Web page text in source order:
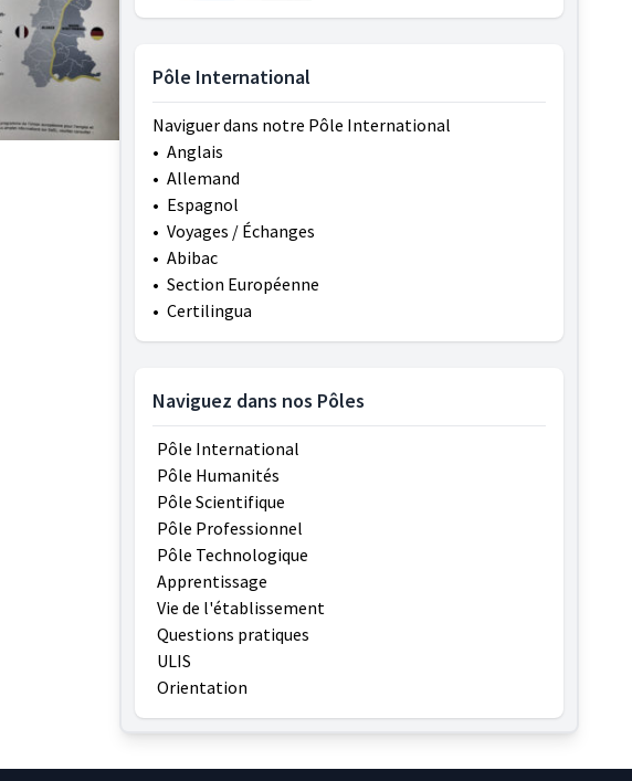
Pôle International
Naviguer dans notre Pôle International
• Anglais
• Allemand
• Espagnol
• Voyages / Échanges
• Abibac
• Section Européenne
• Certilingua
Naviguez dans nos Pôles
Pôle International
Pôle Humanités
Pôle Scientifique
Pôle Professionnel
Pôle Technologique
Apprentissage
Vie de l'établissement
Questions pratiques
ULIS
Orientation